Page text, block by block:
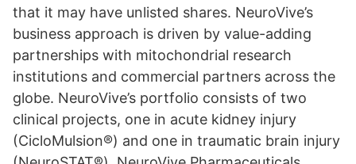
that it may have unlisted shares. NeuroVive’s
business approach is driven by value-adding
partnerships with mitochondrial research
institutions and commercial partners across the
globe. NeuroVive’s portfolio consists of two
clinical projects, one in acute kidney injury
(CicloMulsion®) and one in traumatic brain injury